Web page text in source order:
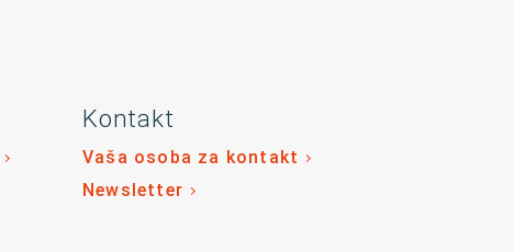
Kontakt
Vaša osoba za kontakt
Newsletter